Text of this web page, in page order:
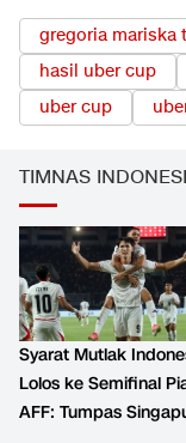
gregoria mariska
hasil uber cup
uber cup
TIMNAS
Syarat Mutlak
Lolos ke Semifinal
AFF: Tumpas